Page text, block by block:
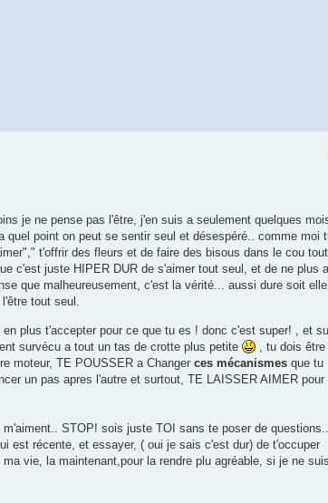
je ne pense pas l'être, j'en suis a seulement quelques
point on peut se sentir seul et désespéré.. comme moi
t'offrir des fleurs et de faire des bisous dans le cou
c'est juste HIPER DUR de s'aimer tout seul, et de ne plus
que malheureusement, c'est la vérité... aussi dure soit
tout seul.
plus t'accepter pour ce que tu es ! donc c'est super! , et
survécu a tout un tas de crotte plus petite
, tu dois
moteur, TE POUSSER a Changer ces mécanismes que tu
un pas apres l'autre et surtout, TE LAISSER AIMER pour
STOP! sois juste TOI sans te poser de
est récente, et essayer, ( oui je sais c'est dur) de t'occuper
vie, la maintenant,pour la rendre plu agréable, si je ne